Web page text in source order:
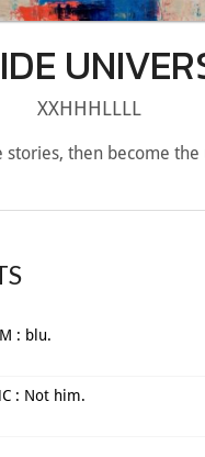
XXHHHLLLL
stories, then become the
: blu.
: Not him.